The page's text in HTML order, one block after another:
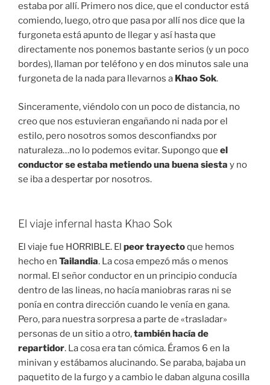
estaba por allí. Primero nos dice, que el conductor está
comiendo, luego, otro que pasa por allí nos dice que la
furgoneta está apunto de llegar y así hasta que
directamente nos ponemos bastante serios (y un poco
bordes), llaman por teléfono y en dos minutos sale una
furgoneta de la nada para llevarnos a Khao Sok.
Sinceramente, viéndolo con un poco de distancia, no
creo que nos estuvieran engañando ni nada por el
estilo, pero nosotros somos desconfiandxs por
naturaleza…no lo podemos evitar. Supongo que el
conductor se estaba metiendo una buena siesta y no
se iba a despertar por nosotros.
El viaje infernal hasta Khao Sok
El viaje fue HORRIBLE. El peor trayectoque hemos
hecho en Tailandia. La cosa empezó más o menos
normal. El señor conductor en un principio conducía
dentro de las lineas, no hacía maniobras raras ni se
ponía en contra dirección cuando le venía en gana.
Pero, para nuestra sorpresa a parte de «trasladar»
personas de un sitio a otro,también hacía de
repartidor. La cosa era tan cómica. Éramos 6 en la
minivan y estábamos alucinando. Se paraba, bajaba un
paquetito de la furgo y a cambio le daban alguna cosilla